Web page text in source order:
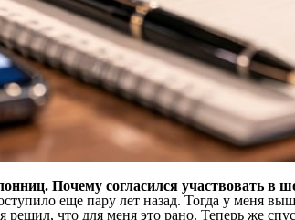
Почему согласился участвовать в
еще пару лет назад. Тогда у меня
что для меня это рано. Теперь же